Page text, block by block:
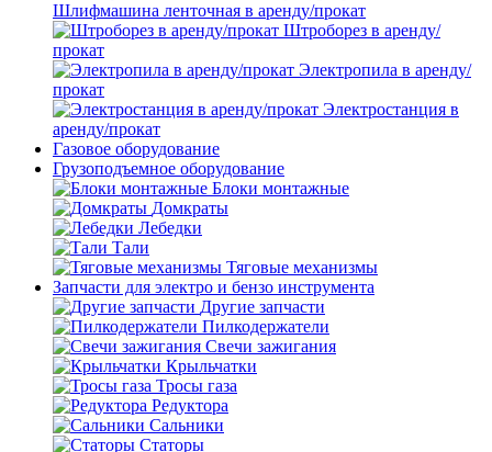
Шлифмашина ленточная в аренду/прокат
Штроборез в аренду/
прокат
Электропила в аренду/
прокат
Электростанция в
аренду/прокат
Газовое оборудование
Грузоподъемное оборудование
Блоки монтажные
Домкраты
Лебедки
Тали
Тяговые механизмы
Запчасти для электро и бензо инструмента
Другие запчасти
Пилкодержатели
Свечи зажигания
Крыльчатки
Тросы газа
Редуктора
Сальники
Статоры